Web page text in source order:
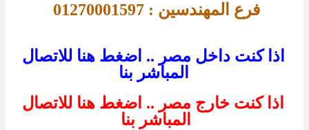
فرع المهندسين : 01270001597
اذا كنت داخل مصر .. اضغط هنا للاتصال
اذا كنت خارج مصر .. اضغط هنا للاتصال
المباشر بنا